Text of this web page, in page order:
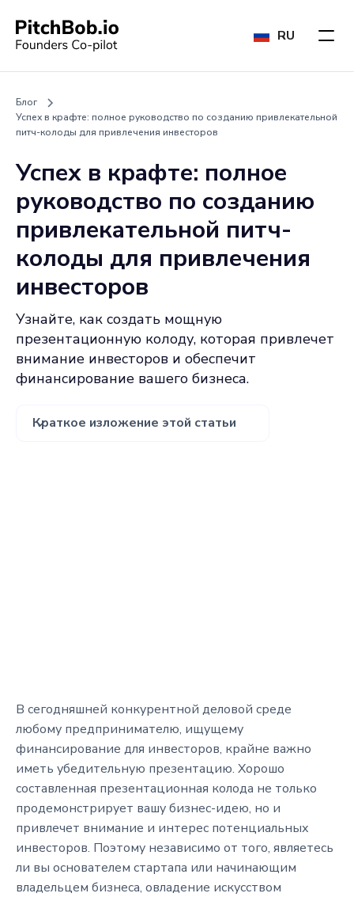
RU
Блог
Успех в крафте: полное руководство по созданию привлекательной
питч-колоды для привлечения инвесторов
Успех в крафте: полное
руководство по созданию
привлекательной питч-
колоды для привлечения
инвесторов
Узнайте, как создать мощную
презентационную колоду, которая привлечет
внимание инвесторов и обеспечит
финансирование вашего бизнеса.
Краткое изложение этой статьи
В сегодняшней конкурентной деловой среде
любому предпринимателю, ищущему
финансирование для инвесторов, крайне важно
иметь убедительную презентацию. Хорошо
составленная презентационная колода не только
продемонстрирует вашу бизнес-идею, но и
привлечет внимание и интерес потенциальных
инвесторов. Поэтому независимо от того, являетесь
ли вы основателем стартапа или начинающим
владельцем бизнеса, овладение искусством